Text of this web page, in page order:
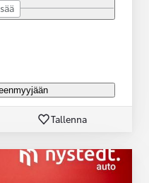
Tallenna